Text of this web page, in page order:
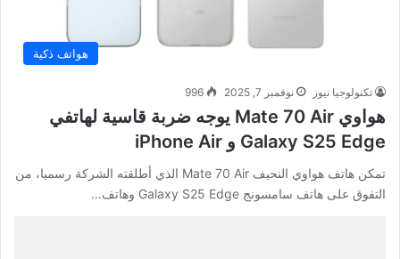
هواتف ذكية
تكنولوجيا نيوز نوفمبر 7, 2025 996
هواوي Mate 70 Air يوجه ضربة قاسية لهاتفي
Galaxy S25 Edge و iPhone Air
تمكن هاتف هواوي النحيف Mate 70 Air الذي أطلقته الشركة رسميا، من
التفوق على هاتف سامسونج Galaxy S25 Edge وهاتف…